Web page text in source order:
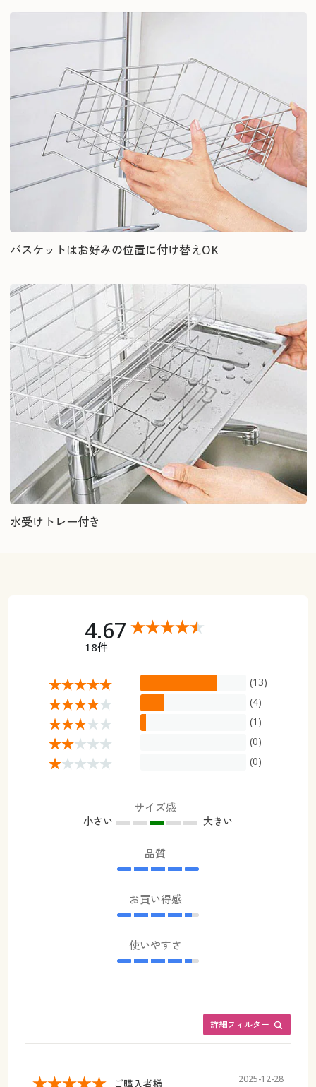
バスケットはお好みの位置に付け替えOK
水受けトレー付き
4.67
18件
(13)
(4)
(1)
(0)
(0)
サイズ感
小さい 大きい
品質
お買い得感
使いやすさ
詳細フィルター
ご購入者様 2025-12-28